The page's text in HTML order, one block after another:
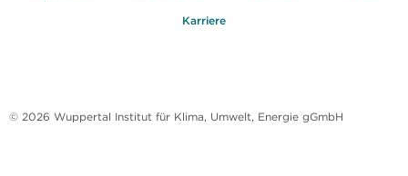
Karriere
© 2026 Wuppertal Institut für Klima, Umwelt, Energie gGmbH